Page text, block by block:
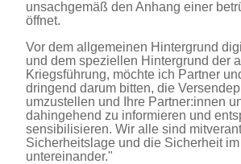
unsachgemäß den Anhang einer
öffnet.
Vor dem allgemeinen Hintergrund
und dem speziellen Hintergrund der
Kriegsführung, möchte ich Partner
dringend darum bitten, die
umzustellen und Ihre Partner:innen
dahingehend zu informieren und
sensibilisieren. Wir alle sind
Sicherheitslage und die Sicherheit
untereinander."